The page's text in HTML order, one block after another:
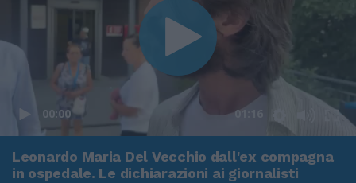
00:00 01:16
Leonardo Maria Del Vecchio dall'ex compagna
in ospedale. Le dichiarazioni ai giornalisti